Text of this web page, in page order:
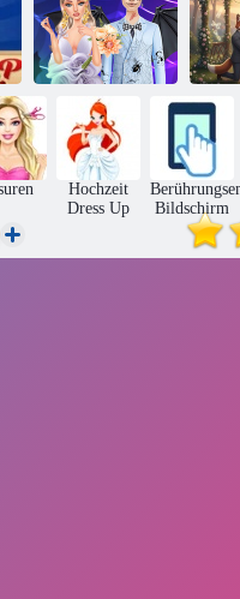
Hochzeit Preps
Dark Academia
Hochzeit
Hochzeit
Dress Up
Bildschirm